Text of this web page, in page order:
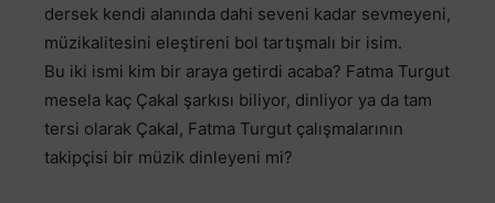
dersek kendi alanında dahi seveni kadar sevmeyeni,
müzikalitesini eleştireni bol tartışmalı bir isim.
Bu iki ismi kim bir araya getirdi acaba? Fatma Turgut
mesela kaç Çakal şarkısı biliyor, dinliyor ya da tam
tersi olarak Çakal, Fatma Turgut çalışmalarının
takipçisi bir müzik dinleyeni mi?